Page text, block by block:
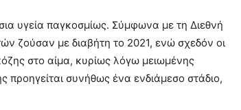
υγεία παγκοσμίως. Σύμφωνα με τη Διεθνή
ζούσαν με διαβήτη το 2021, ενώ σχεδόν οι
στο αίμα, κυρίως λόγω μειωμένης
προηγείται συνήθως ένα ενδιάμεσο στάδιο,